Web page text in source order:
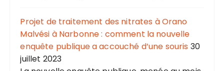
Projet de traitement des nitrates à Orano
Malvési à Narbonne : comment la nouvelle
enquête publique a accouché d’une souris 30
juillet 2023